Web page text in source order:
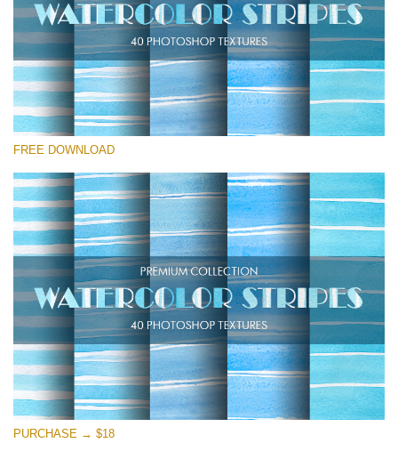
Kérlek, válassz
Small 800*533px
Stripes Watercolor
(25 Textures)
Large 6000*4000px
Entire Collection
(1783 Overlays)
Large 6000*4000px
Ingyenes letöltés
FREE DOWNLOAD
PURCHASE → $18